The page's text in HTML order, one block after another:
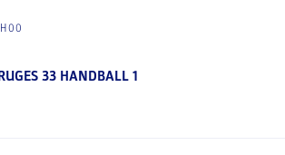
33 HANDBALL 1